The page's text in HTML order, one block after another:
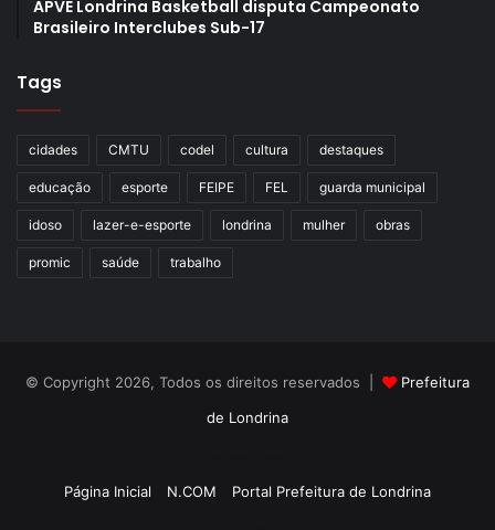
APVE Londrina Basketball disputa Campeonato
Brasileiro Interclubes Sub-17
Tags
cidades CMTU codel cultura destaques
educação esporte FEIPE FEL guarda municipal
idoso lazer-e-esporte londrina mulher obras
promic saúde trabalho
© Copyright 2026, Todos os direitos reservados |
Prefeitura
de Londrina
Página Inicial N.COM Portal Prefeitura de Londrina